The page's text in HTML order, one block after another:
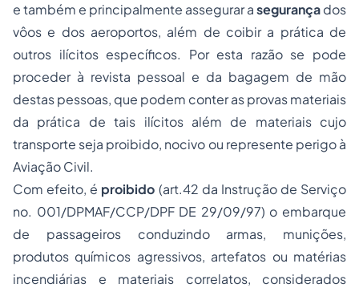
e também e principalmente assegurar asegurançados
vôos e dos aeroportos, além de coibir a prática de
outros ilícitos específicos. Por esta razão se pode
proceder à revista pessoal e da bagagem de mão
destas pessoas, que podem conter as provas materiais
da prática de tais ilícitos além de materiais cujo
transporte seja proibido, nocivo ou represente perigo à
Aviação Civil.
Com efeito, é proibido (art.42 da Instrução de Serviço
no. 001/DPMAF/CCP/DPF DE 29/09/97) o embarque
de passageiros conduzindo armas, munições,
produtos químicos agressivos, artefatos ou matérias
incendiárias e materiais correlatos, considerados